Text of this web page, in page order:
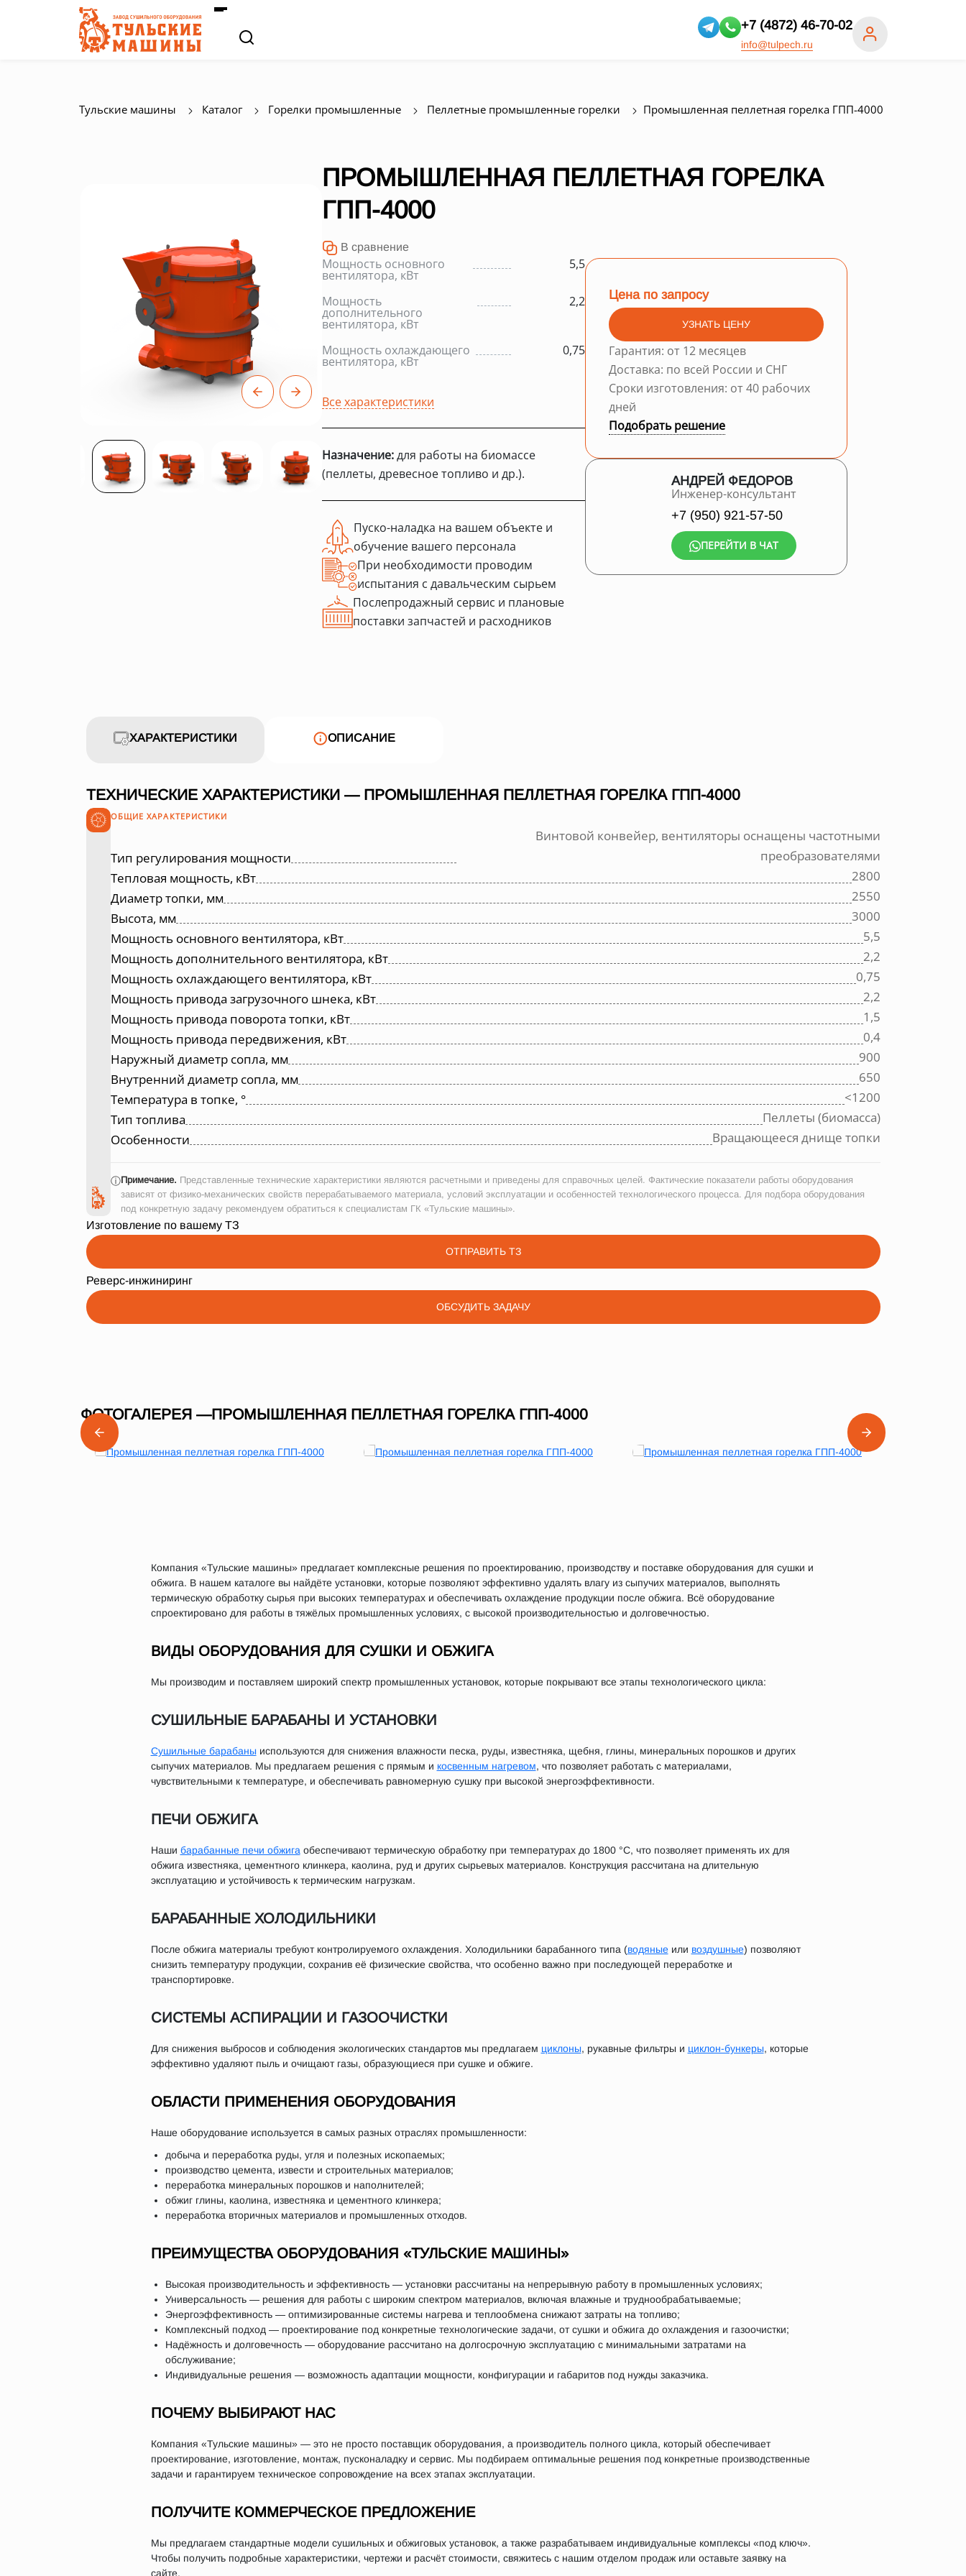
+7 (4872) 46-70-02
info@tulpech.ru
Тульские машины Каталог Горелки промышленные Пеллетные промышленные горелки Промышленная пеллетная горелка ГПП-4000
ПРОМЫШЛЕННАЯ ПЕЛЛЕТНАЯ ГОРЕЛКА
ГПП-4000
В сравнение
Мощность основного
вентилятора, кВт
5,5
Мощность
дополнительного
вентилятора, кВт
2,2
Мощность охлаждающего
вентилятора, кВт
0,75
Все характеристики
Назначение:для работы на биомассе
(пеллеты, древесное топливо и др.).
Пуско-наладка на вашем объекте и
обучение вашего персонала
При необходимости проводим
испытания с давальческим сырьем
Послепродажный сервис и плановые
поставки запчастей и расходников
Цена по запросу
УЗНАТЬ ЦЕНУ
Гарантия: от 12 месяцев
Доставка: по всей России и СНГ
Сроки изготовления: от 40 рабочих
дней
Подобрать решение
АНДРЕЙ ФЕДОРОВ
Инженер-консультант
+7 (950) 921-57-50
ПЕРЕЙТИ В ЧАТ
ХАРАКТЕРИСТИКИ ОПИСАНИЕ
ТЕХНИЧЕСКИЕ ХАРАКТЕРИСТИКИ — ПРОМЫШЛЕННАЯ ПЕЛЛЕТНАЯ ГОРЕЛКА ГПП-4000
ОБЩИЕ ХАРАКТЕРИСТИКИ
Тип регулирования мощности
Винтовой конвейер, вентиляторы оснащены частотными
преобразователями
Тепловая мощность, кВт
2800
Диаметр топки, мм
2550
Высота, мм
3000
Мощность основного вентилятора, кВт
5,5
Мощность дополнительного вентилятора, кВт
2,2
Мощность охлаждающего вентилятора, кВт
0,75
Мощность привода загрузочного шнека, кВт
2,2
Мощность привода поворота топки, кВт
1,5
Мощность привода передвижения, кВт
0,4
Наружный диаметр сопла, мм
900
Внутренний диаметр сопла, мм
650
Температура в топке, °
<1200
Тип топлива
Пеллеты (биомасса)
Особенности
Вращающееся днище топки
ⓘПримечание. Представленные технические характеристики являются расчетными и приведены для справочных целей. Фактические показатели работы оборудования
зависят от физико-механических свойств перерабатываемого материала, условий эксплуатации и особенностей технологического процесса. Для подбора оборудования
под конкретную задачу рекомендуем обратиться к специалистам ГК «Тульские машины».
Изготовление по вашему ТЗ
ОТПРАВИТЬ ТЗ
Реверс-инжиниринг
ОБСУДИТЬ ЗАДАЧУ
ФОТОГАЛЕРЕЯ —ПРОМЫШЛЕННАЯ ПЕЛЛЕТНАЯ ГОРЕЛКА ГПП-4000
Компания «Тульские машины» предлагает комплексные решения по проектированию, производству и поставке оборудования для сушки и
обжига. В нашем каталоге вы найдёте установки, которые позволяют эффективно удалять влагу из сыпучих материалов, выполнять
термическую обработку сырья при высоких температурах и обеспечивать охлаждение продукции после обжига. Всё оборудование
спроектировано для работы в тяжёлых промышленных условиях, с высокой производительностью и долговечностью.
ВИДЫ ОБОРУДОВАНИЯ ДЛЯ СУШКИ И ОБЖИГА
Мы производим и поставляем широкий спектр промышленных установок, которые покрывают все этапы технологического цикла:
СУШИЛЬНЫЕ БАРАБАНЫ И УСТАНОВКИ
Сушильные барабаны используются для снижения влажности песка, руды, известняка, щебня, глины, минеральных порошков и других
сыпучих материалов. Мы предлагаем решения с прямым и косвенным нагревом, что позволяет работать с материалами,
чувствительными к температуре, и обеспечивать равномерную сушку при высокой энергоэффективности.
ПЕЧИ ОБЖИГА
Наши барабанные печи обжига обеспечивают термическую обработку при температурах до 1800 °C, что позволяет применять их для
обжига известняка, цементного клинкера, каолина, руд и других сырьевых материалов. Конструкция рассчитана на длительную
эксплуатацию и устойчивость к термическим нагрузкам.
БАРАБАННЫЕ ХОЛОДИЛЬНИКИ
После обжига материалы требуют контролируемого охлаждения. Холодильники барабанного типа (водяные или воздушные) позволяют
снизить температуру продукции, сохранив её физические свойства, что особенно важно при последующей переработке и
транспортировке.
СИСТЕМЫ АСПИРАЦИИ И ГАЗООЧИСТКИ
Для снижения выбросов и соблюдения экологических стандартов мы предлагаем циклоны, рукавные фильтры и циклон-бункеры, которые
эффективно удаляют пыль и очищают газы, образующиеся при сушке и обжиге.
ОБЛАСТИ ПРИМЕНЕНИЯ ОБОРУДОВАНИЯ
Наше оборудование используется в самых разных отраслях промышленности:
добыча и переработка руды, угля и полезных ископаемых;
производство цемента, извести и строительных материалов;
переработка минеральных порошков и наполнителей;
обжиг глины, каолина, известняка и цементного клинкера;
переработка вторичных материалов и промышленных отходов.
ПРЕИМУЩЕСТВА ОБОРУДОВАНИЯ «ТУЛЬСКИЕ МАШИНЫ»
Высокая производительность и эффективность — установки рассчитаны на непрерывную работу в промышленных условиях;
Универсальность — решения для работы с широким спектром материалов, включая влажные и труднообрабатываемые;
Энергоэффективность — оптимизированные системы нагрева и теплообмена снижают затраты на топливо;
Комплексный подход — проектирование под конкретные технологические задачи, от сушки и обжига до охлаждения и газоочистки;
Надёжность и долговечность — оборудование рассчитано на долгосрочную эксплуатацию с минимальными затратами на
обслуживание;
Индивидуальные решения — возможность адаптации мощности, конфигурации и габаритов под нужды заказчика.
ПОЧЕМУ ВЫБИРАЮТ НАС
Компания «Тульские машины» — это не просто поставщик оборудования, а производитель полного цикла, который обеспечивает
проектирование, изготовление, монтаж, пусконаладку и сервис. Мы подбираем оптимальные решения под конкретные производственные
задачи и гарантируем техническое сопровождение на всех этапах эксплуатации.
ПОЛУЧИТЕ КОММЕРЧЕСКОЕ ПРЕДЛОЖЕНИЕ
Мы предлагаем стандартные модели сушильных и обжиговых установок, а также разрабатываем индивидуальные комплексы «под ключ».
Чтобы получить подробные характеристики, чертежи и расчёт стоимости, свяжитесь с нашим отделом продаж или оставьте заявку на
сайте.